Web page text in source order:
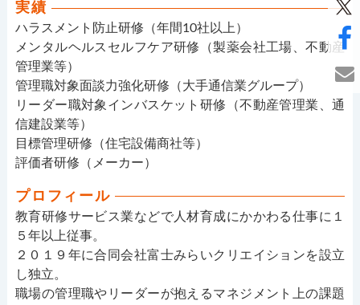
実績
ハラスメント防止研修（年間10社以上）
メンタルヘルスセルフケア研修（製薬会社工場、不動産
管理業等）
管理職対象面談力強化研修（大手通信業グループ）
リーダー職対象インバスケット研修（不動産管理業、通
信建設業等）
目標管理研修（住宅設備商社等）
評価者研修（メーカー）
プロフィール
教育研修サービス業などで人材育成にかかわる仕事に１
５年以上従事。
２０１９年に合同会社富士みらいクリエイションを設立
し独立。
職場の管理職やリーダーが抱えるマネジメント上の課題